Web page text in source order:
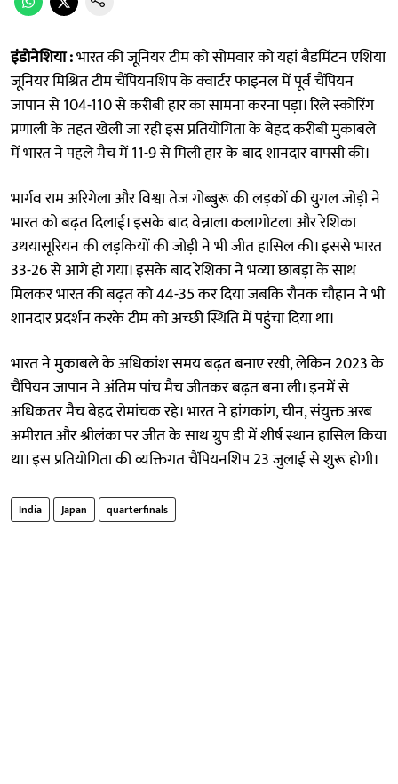
इंडोनेशिया :भारत की जूनियर टीम को सोमवार को यहां बैडमिंटन एशिया
जूनियर मिश्रित टीम चैंपियनशिप के क्वार्टर फाइनल में पूर्व चैंपियन
जापान से 104-110 से करीबी हार का सामना करना पड़ा। रिले स्कोरिंग
प्रणाली के तहत खेली जा रही इस प्रतियोगिता के बेहद करीबी मुकाबले
में भारत ने पहले मैच में 11-9 से मिली हार के बाद शानदार वापसी की।
भार्गव राम अरिगेला और विश्वा तेज गोब्बुरू की लड़कों की युगल जोड़ी ने
भारत को बढ़त दिलाई। इसके बाद वेन्नाला कलागोटला और रेशिका
उथयासूरियन की लड़कियों की जोड़ी ने भी जीत हासिल की। इससे भारत
33-26 से आगे हो गया। इसके बाद रेशिका ने भव्या छाबड़ा के साथ
मिलकर भारत की बढ़त को 44-35 कर दिया जबकि रौनक चौहान ने भी
शानदार प्रदर्शन करके टीम को अच्छी स्थिति में पहुंचा दिया था।
भारत ने मुकाबले के अधिकांश समय बढ़त बनाए रखी, लेकिन 2023 के
चैंपियन जापान ने अंतिम पांच मैच जीतकर बढ़त बना ली। इनमें से
अधिकतर मैच बेहद रोमांचक रहे। भारत ने हांगकांग, चीन, संयुक्त अरब
अमीरात और श्रीलंका पर जीत के साथ ग्रुप डी में शीर्ष स्थान हासिल किया
था। इस प्रतियोगिता की व्यक्तिगत चैंपियनशिप 23 जुलाई से शुरू होगी।
India Japan quarterfinals